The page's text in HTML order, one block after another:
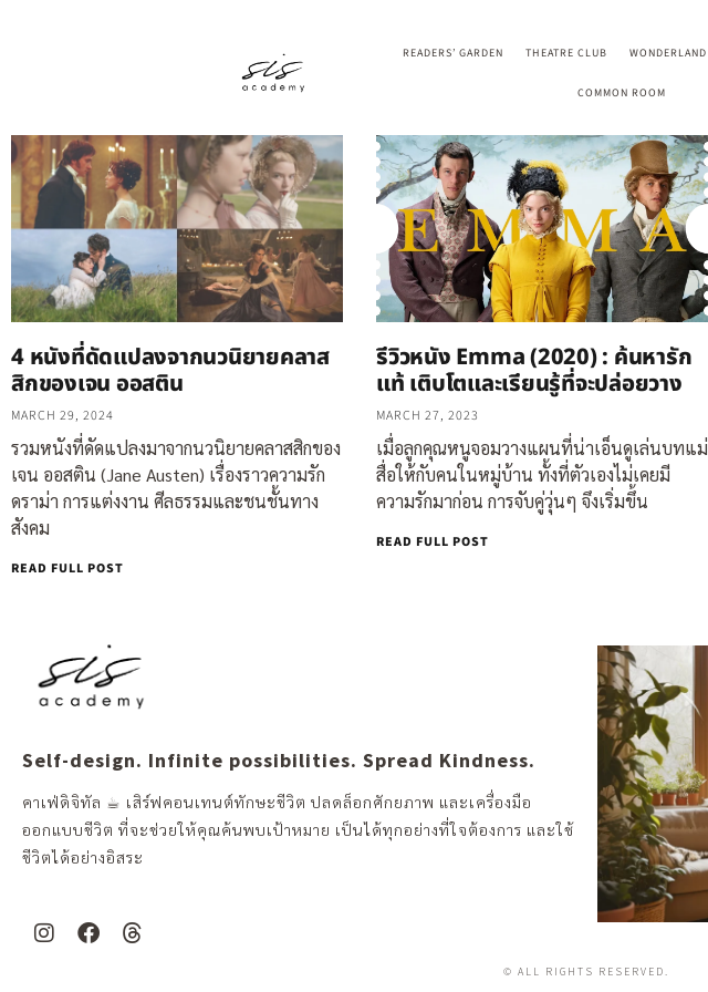
READERS’ GARDEN THEATRE CLUB WONDERLAND
COMMON ROOM
4 หนังที่ดัดแปลงจากนวนิยายคลาส
สิกของเจน ออสติน
MARCH 29, 2024
รวมหนังที่ดัดแปลงมาจากนวนิยายคลาสสิกของ
เจน ออสติน (Jane Austen) เรื่องราวความรัก
ดราม่า การแต่งงาน ศีลธรรมและชนชั้นทาง
สังคม
READ FULL POST
รีวิวหนัง Emma (2020) : ค้นหารัก
แท้ เติบโตและเรียนรู้ที่จะปล่อยวาง
MARCH 27, 2023
เมื่อลูกคุณหนูจอมวางแผนที่น่าเอ็นดูเล่นบทแม่
สื่อให้กับคนในหมู่บ้าน ทั้งที่ตัวเองไม่เคยมี
ความรักมาก่อน การจับคู่วุ่นๆ จึงเริ่มขึ้น
READ FULL POST
Self-design. Infinite possibilities. Spread Kindness.
คาเฟ่ดิจิทัล ☕︎ เสิร์ฟคอนเทนต์ทักษะชีวิต ปลดล็อกศักยภาพ และเครื่องมือ
ออกแบบชีวิต ที่จะช่วยให้คุณค้นพบเป้าหมาย เป็นได้ทุกอย่างที่ใจต้องการ และใช้
ชีวิตได้อย่างอิสระ
© ALL RIGHTS RESERVED.